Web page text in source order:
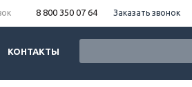
8 800 350 07 64 Заказать звонок
КОНТАКТЫ